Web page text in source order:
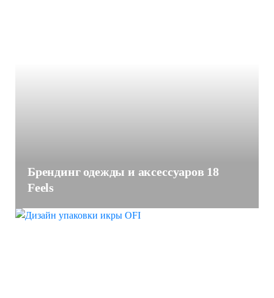
Брендинг одежды и аксессуаров 18
Feels